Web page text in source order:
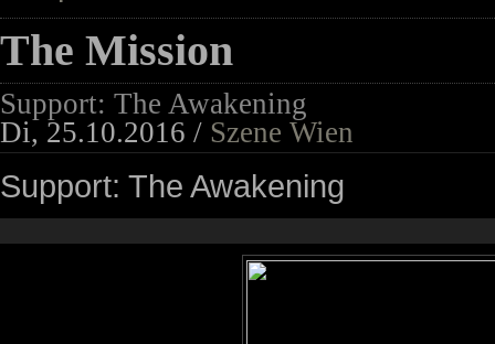
The Mission
Support: The Awakening
Di, 25.10.2016 / Szene Wien
Support: The Awakening